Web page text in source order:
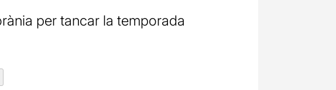
per tancar la temporada